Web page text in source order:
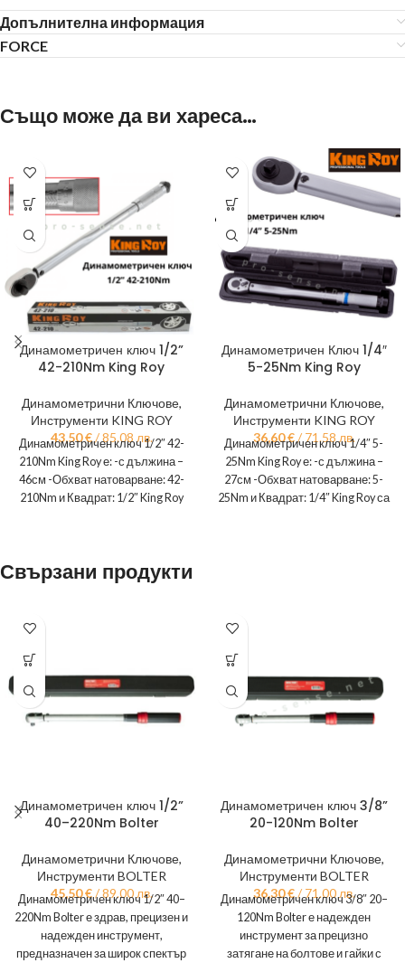
Допълнителна информация
FORCE
Също може да ви хареса…
Динамометричен ключ 1/2”
42-210Nm King Roy
Динамометрични Ключове,
Инструменти KING ROY
43,50€ / 85.08 лв.
Динамометричен ключ 1/2″ 42-
210Nm King Roy е: -с дължина –
46см -Обхват натоварване: 42-
210Nm и Квадрат: 1/2″ King Roy
Динамометричен Ключ 1/4″
5-25Nm King Roy
Динамометрични Ключове,
Инструменти KING ROY
36,60€ / 71.58 лв.
Динамометричен ключ 1/4″ 5-
25Nm King Roy е: -с дължина –
27см -Обхват натоварване: 5-
25Nm и Квадрат: 1/4″ King Roy са
Свързани продукти
Динамометричен ключ 1/2”
40–220Nm Bolter
Динамометрични Ключове,
Инструменти BOLTER
45,50€ / 89.00 лв.
Динамометричен ключ 1/2″ 40–
220Nm Bolter е здрав, прецизен и
надежден инструмент,
предназначен за широк спектър
Динамометричен ключ 3/8”
20-120Nm Bolter
Динамометрични Ключове,
Инструменти BOLTER
36,30€ / 71.00 лв.
Динамометричен ключ 3/8″ 20–
120Nm Bolter е надежден
инструмент за прецизно
затягане на болтове и гайки с